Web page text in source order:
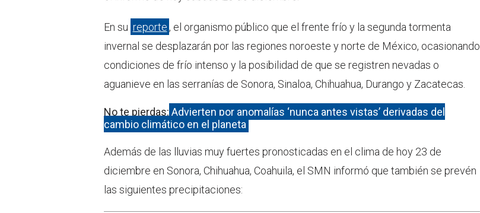
En su reporte, el organismo público que el frente frío y la segunda tormenta
invernal se desplazarán por las regiones noroeste y norte de México, ocasionando
condiciones de frío intenso y la posibilidad de que se registren nevadas o
aguanieve en las serranías de Sonora, Sinaloa, Chihuahua, Durango y Zacatecas.
No te pierdas: Advierten por anomalías ‘nunca antes vistas’ derivadas del
cambio climático en el planeta
Además de las lluvias muy fuertes pronosticadas en el clima de hoy 23 de
diciembre en Sonora, Chihuahua, Coahuila, el SMN informó que también se prevén
las siguientes precipitaciones: